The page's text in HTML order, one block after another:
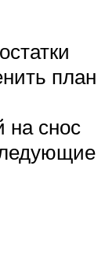
план
на снос